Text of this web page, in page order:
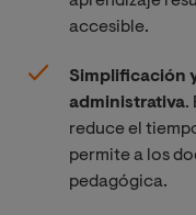
accesible.
Simplificación
administrativa.
reduce el
permite a los
pedagógica.